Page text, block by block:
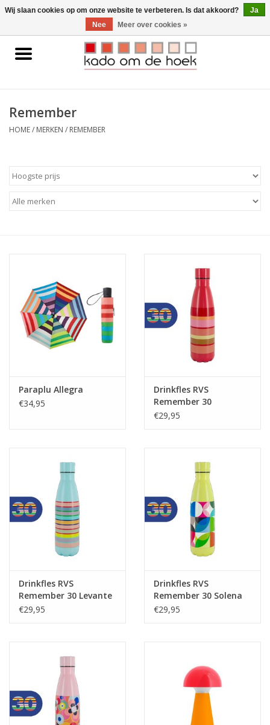
0 Artikelen - €0,00
Home
Gadgets
Remember
HOME/ MERKEN / REMEMBER
Paraplu Allegra
€34,95
Drinkfles RVS
Remember 30
Marrakesch
€29,95
Drinkfles RVS
Remember 30 Levante
€29,95
Drinkfles RVS
Remember 30 Solena
€29,95
Wij slaan cookies op om onze website te verbeteren. Is dat akkoord?
Ja
Nee
Meer over cookies »